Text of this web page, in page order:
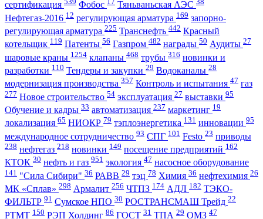
сертификация Фобос Тяньваньская АЭС
Нефтегаз-2016 12 регулирующая арматура 169 запорно-
регулирующая арматура 225 Транснефть 442 Красный
котельщик 119 Патенты 56 Газпром 482 награды 50 Аудиты 27
шаровые краны 1254 клапаны 468 трубы 316 новинки и
разработки 110 Тендеры и закупки 29 Водоканалы 28
модернизация производства 357 Контроль и испытания 47 газ
277 Новое строительство 54 эксплуатация 27 выставки 95
Обучение и кадры 33 автоматизация 237 маркетинг 19
локализация 65 НИОКР 79 тэплоэнергетика 131 инновации 95
международное сотрудничество 93 СПГ 101 Festo 23 приводы
238 нефтегаз 218 новинки 149 посещение предприятий 162
КТОК 30 нефть и газ 951 экология 47 насосное оборудование
141 "Сила Сибири" 36 РАВВ 29 тэц 78 Химия 36 нефтехимия 26
МК «Сплав» 298 Армалит 256 ЧТПЗ 174 АДЛ 182 ТЭКО-
ФИЛЬТР 91 Сумское НПО 30 РОСТРАНСМАШ Трейд 22
РТМТ 150 РЭП Холдинг 86 ГОСТ 31 ТПА 29 ОМЗ 47